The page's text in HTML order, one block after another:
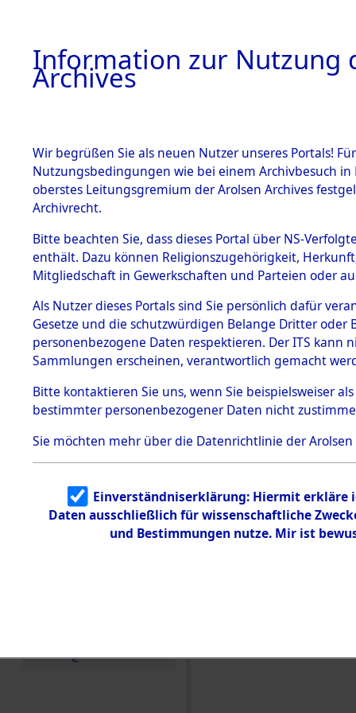
BESTÄNDE
1.
mente
5. Verschiedenes
5.3
Todesmärsche
5.3.1 Alliierte
Erhebungen
zu
Todesmärsch
en
5.3.2
Identifizierun
g
5.3.3
Todesmärsch
e
und
0057
Information zur Nutzung
Archives
Wir begrüßen Sie als neuen Nutzer unseres Portals!
Nutzungsbedingungen wie bei einem Archivbesuch
oberstes Leitungsgremium der Arolsen Archives
Archivrecht.
Bitte beachten Sie, dass dieses Portal über NS-
enthält. Dazu können Religionszugehörigkeit,
Mitgliedschaft in Gewerkschaften und Parteien oder
Als Nutzer dieses Portals sind Sie persönlich dafür
Gesetze und die schutzwürdigen Belange Dritter
personenbezogene Daten respektieren. Der ITS
Sammlungen erscheinen, verantwortlich gemacht
Bitte kontaktieren Sie uns, wenn Sie beispielsweiser
bestimmter personenbezogener Daten nicht
Sie möchten mehr über die Datenrichtlinie der Arolsen
Einverständniserklärung: Hiermit erkläre
Daten ausschließlich für wissenschaftliche
und Bestimmungen nutze. Mir ist